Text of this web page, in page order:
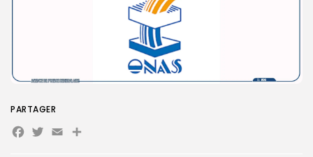
PARTAGER
Facebook
Twitter
EmailPartager